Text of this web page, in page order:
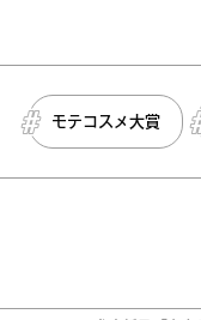
モテコスメ大賞